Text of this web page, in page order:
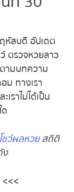
หัสบดี อัปเดต
ตรวจหวยลาว
ามบทความ
ม ทางเรา
ราไม่ได้เป็น
โชว์ผลหวยสถิติ
<<<